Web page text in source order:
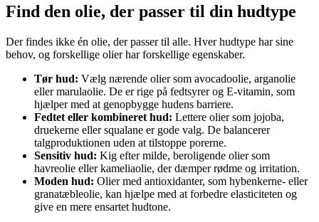
Find den olie, der passer til din hudtype
Der findes ikke én olie, der passer til alle. Hver hudtype har sine
behov, og forskellige olier har forskellige egenskaber.
Tør hud: Vælg nærende olier som avocadoolie, arganolie
eller marulaolie. De er rige på fedtsyrer og E-vitamin, som
hjælper med at genopbygge hudens barriere.
Fedtet eller kombineret hud: Lettere olier som jojoba,
druekerne eller squalane er gode valg. De balancerer
talgproduktionen uden at tilstoppe porerne.
Sensitiv hud: Kig efter milde, beroligende olier som
havreolie eller kameliaolie, der dæmper rødme og irritation.
Moden hud: Olier med antioxidanter, som hybenkerne- eller
granatæbleolie, kan hjælpe med at forbedre elasticiteten og
give en mere ensartet hudtone.